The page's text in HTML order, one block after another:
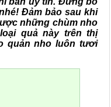
Đảm bảo sau khi
những chùm nho
quả này trên thị
quản nho luôn tươi